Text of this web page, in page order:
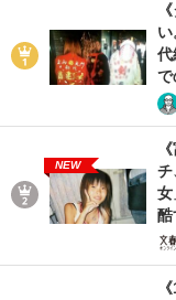
代
で
NEW
チ
女
酷